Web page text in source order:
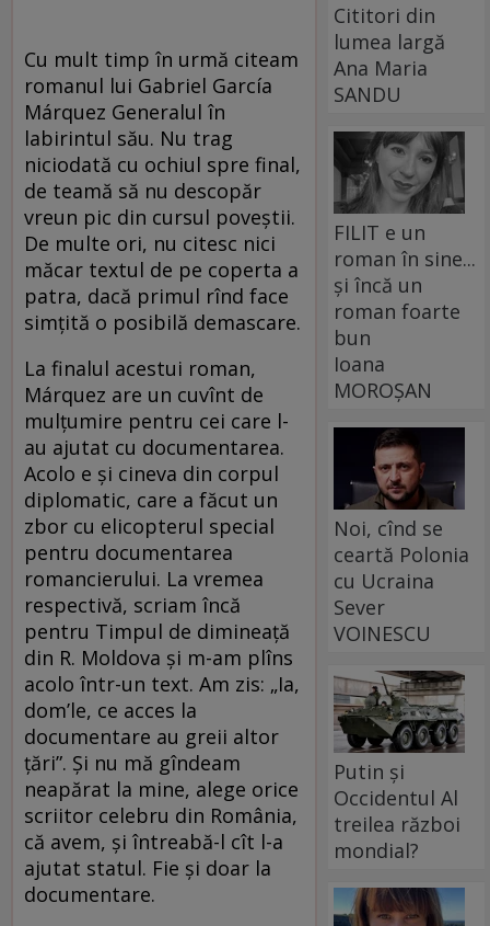
Cu mult timp în urmă citeam
romanul lui Gabriel García
Márquez Generalul în
labirintul său. Nu trag
niciodată cu ochiul spre final,
de teamă să nu descopăr
vreun pic din cursul poveștii.
De multe ori, nu citesc nici
măcar textul de pe coperta a
patra, dacă primul rînd face
simțită o posibilă demascare.
La finalul acestui roman,
Márquez are un cuvînt de
mulțumire pentru cei care l-
au ajutat cu documentarea.
Acolo e și cineva din corpul
diplomatic, care a făcut un
zbor cu elicopterul special
pentru documentarea
romancierului. La vremea
respectivă, scriam încă
pentru Timpul de dimineață
din R. Moldova și m-am plîns
acolo într-un text. Am zis: „Ia,
dom’le, ce acces la
documentare au greii altor
țări”. Și nu mă gîndeam
neapărat la mine, alege orice
scriitor celebru din România,
că avem, și întreabă-l cît l-a
ajutat statul. Fie și doar la
documentare.
Cititori din
lumea largă
Ana Maria
SANDU
FILIT e un
roman în sine...
și încă un
roman foarte
bun
Ioana
MOROȘAN
Noi, cînd se
ceartă Polonia
cu Ucraina
Sever
VOINESCU
Putin și
Occidentul Al
treilea război
mondial?